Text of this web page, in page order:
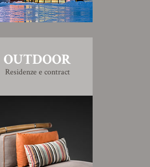
OUTDOOR
Residenze e contract